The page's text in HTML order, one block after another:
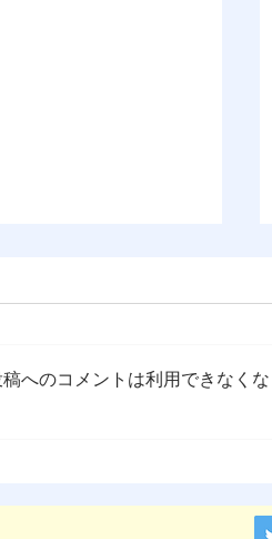
稿へのコメントは利用できなく